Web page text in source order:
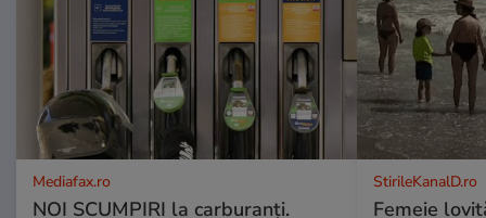
Mediafax.ro
NOI SCUMPIRI la carburanți.
StirileKanalD.ro
Femeie